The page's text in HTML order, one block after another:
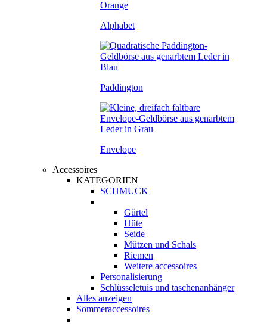
Alphabet
Paddington
Envelope
Accessoires
KATEGORIEN
SCHMUCK
Gürtel
Hüte
Seide
Mützen und Schals
Riemen
Weitere accessoires
Personalisierung
Schlüsseletuis und taschenanhänger
Alles anzeigen
Sommeraccessoires